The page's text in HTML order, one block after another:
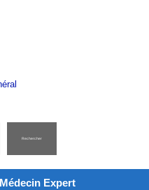
Rechercher
Expert